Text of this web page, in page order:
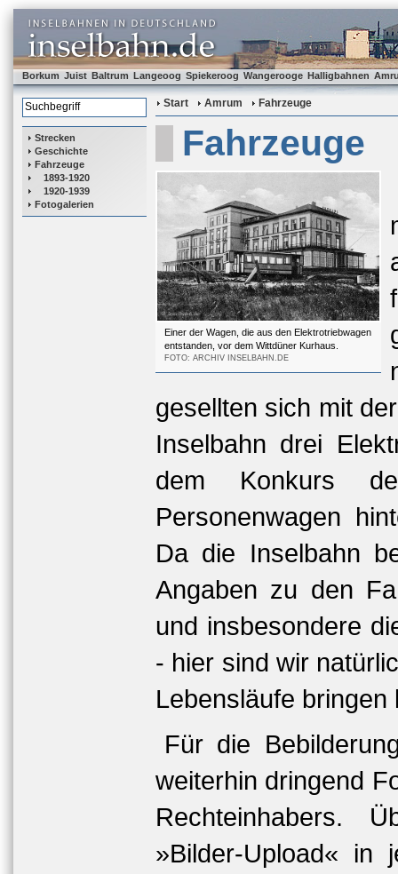
Borkum Juist Baltrum Langeoog Spiekeroog Wangerooge Halligbahnen
Strecken
Geschichte
Fahrzeuge
1893-1920
1920-1939
Fotogalerien
Start Amrum Fahrzeuge
Fahrzeuge
Einer der Wagen, die aus den Elektrotriebwagen
entstanden, vor dem Wittdüner Kurhaus.
FOTO: ARCHIV INSELBAHN.DE
gesellten sich mit
Inselbahn drei
dem Konkurs
Personenwagen
Da die Inselbahn
Angaben zu den
und insbesondere
- hier sind wir
Lebensläufe
Für die
weiterhin dringend
Rechteinhabers.
»Bilder-Upload« in